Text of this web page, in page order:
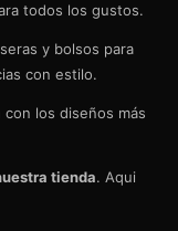
todos los gustos.
y bolsos para
con estilo.
los diseños más
tienda. Aqui